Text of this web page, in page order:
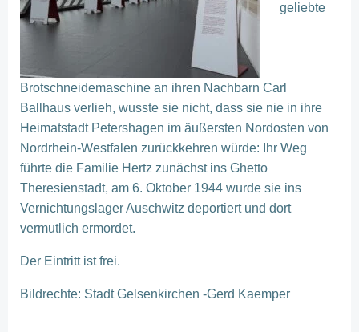
geliebte
Brotschneidemaschine an ihren Nachbarn Carl
Ballhaus verlieh, wusste sie nicht, dass sie nie in ihre
Heimatstadt Petershagen im äußersten Nordosten von
Nordrhein-Westfalen zurückkehren würde: Ihr Weg
führte die Familie Hertz zunächst ins Ghetto
Theresienstadt, am 6. Oktober 1944 wurde sie ins
Vernichtungslager Auschwitz deportiert und dort
vermutlich ermordet.
Der Eintritt ist frei.
Bildrechte: Stadt Gelsenkirchen -Gerd Kaemper